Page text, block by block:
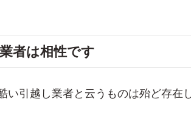
者は相性です
い引越し業者と云うものは殆ど存在